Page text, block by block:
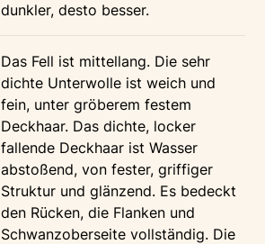
dunkler, desto besser.
Das Fell ist mittellang. Die sehr
dichte Unterwolle ist weich und
fein, unter gröberem festem
Deckhaar. Das dichte, locker
fallende Deckhaar ist Wasser
abstoßend, von fester, griffiger
Struktur und glänzend. Es bedeckt
den Rücken, die Flanken und
Schwanzoberseite vollständig. Die